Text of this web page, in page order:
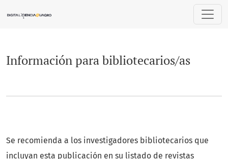
Información para bibliotecarios/as
Se recomienda a los investigadores bibliotecarios que
incluyan esta publicación en su listado de revistas